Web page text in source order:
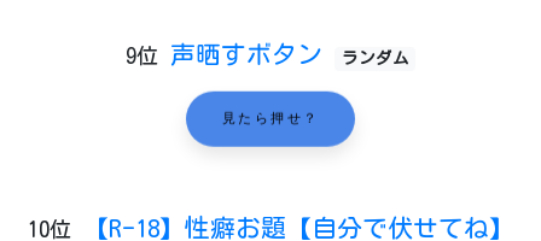
9位 声晒すボタン ランダム
見たら押せ？
10位
【R-18】性癖お題【自分で伏せてね】